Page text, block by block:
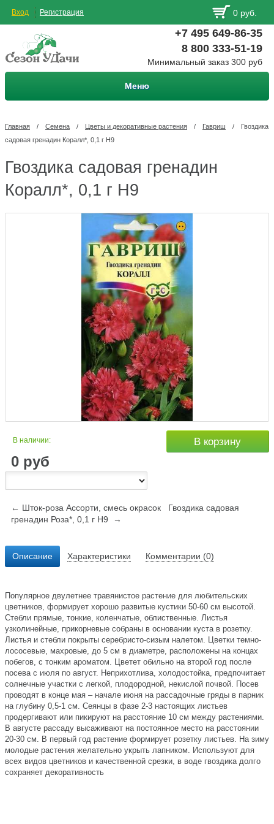
Вход Регистрация 0 руб.
+7 495 649-86-35
8 800 333-51-19
Минимальный заказ 300 руб
Меню
Главная / Семена / Цветы и декоративные растения / Гавриш /
Гвоздика
садовая гренадин Коралл*, 0,1 г Н9
Гвоздика садовая гренадин
Коралл*, 0,1 г Н9
В наличии:
0 руб
В корзину
← Шток-роза Ассорти, смесь окрасок
Гвоздика садовая
гренадин Роза*, 0,1 г Н9 →
Описание Характеристики Комментарии (0)
Популярное двулетнее травянистое растение для любительских
цветников, формирует хорошо развитые кустики 50-60 см высотой.
Стебли прямые, тонкие, коленчатые, облиственные. Листья
узколинейные, прикорневые собраны в основании куста в розетку.
Листья и стебли покрыты серебристо-сизым налетом. Цветки темно-
лососевые, махровые, до 5 см в диаметре, расположены на концах
побегов, с тонким ароматом. Цветет обильно на второй год после
посева с июля по август. Неприхотлива, холодостойка, предпочитает
солнечные участки с легкой, плодородной, некислой почвой. Посев
проводят в конце мая – начале июня на рассадочные гряды в парник
на глубину 0,5-1 см. Сеянцы в фазе 2-3 настоящих листьев
продергивают или пикируют на расстояние 10 см между растениями.
В августе рассаду высаживают на постоянное место на расстоянии
20-30 см. В первый год растение формирует розетку листьев. На зиму
молодые растения желательно укрыть лапником. Используют для
всех видов цветников и качественной срезки, в воде гвоздика долго
сохраняет декоративность